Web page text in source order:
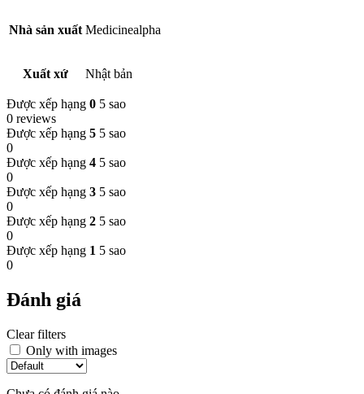
Nhà sản xuất Medicinealpha
Xuất xứ Nhật bản
Được xếp hạng 0 5 sao
0 reviews
Được xếp hạng 5 5 sao
0
Được xếp hạng 4 5 sao
0
Được xếp hạng 3 5 sao
0
Được xếp hạng 2 5 sao
0
Được xếp hạng 1 5 sao
0
Đánh giá
Clear filters
Only with images